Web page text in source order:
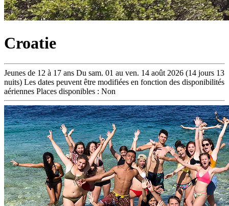
Croatie
Jeunes de 12 à 17 ans Du sam. 01 au ven. 14 août 2026 (14 jours 13
nuits) Les dates peuvent être modifiées en fonction des disponibilités
aériennes Places disponibles : Non